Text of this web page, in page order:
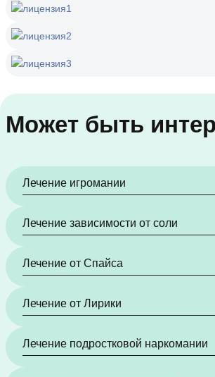
Может быть
Лечение игромании
Лечение зависимости от соли
Лечение от Спайса
Лечение от Лирики
Лечение подростковой наркомании